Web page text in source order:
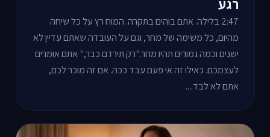
רגע
2:47 בלילה. אתם בוהים בתקרה. המוח רץ על כל שיחה
מהיום, כל משימה של מחר, וגם על העובדה שאתם עדיין לא
ישנים וכמה גמורים תהיו מחר."רק תירדם כבר," אתם אומרים
לעצמכם. כאילו זה אי פעם עבד ככה. אם זה מוכר לכם,
אתם לא לבד....